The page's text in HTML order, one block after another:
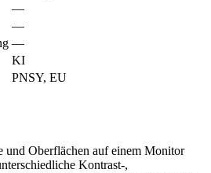
—
—
—
KI
PNSY, EU
und Oberflächen auf einem Monitor
Kontrast-,